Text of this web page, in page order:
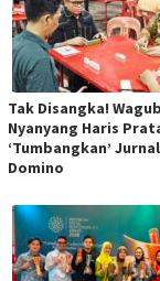
Tak Disangka!
Nyanyang Haris
‘Tumbangkan’
Domino